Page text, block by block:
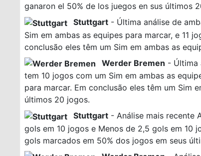
ganaron el 50% de los juegos en sus últimos
Stuttgart - Última análise de
Sim em ambas as equipes para marcar, e 11
conclusão eles têm um Sim em ambas as
Werder Bremen - Última
tem 10 jogos com um Sim em ambas as
para marcar. Em conclusão eles têm um Sim
últimos 20 jogos.
Stuttgart - Análise mais recente
gols em 10 jogos e Menos de 2,5 gols em 10
gols marcados em 50% dos jogos em seus